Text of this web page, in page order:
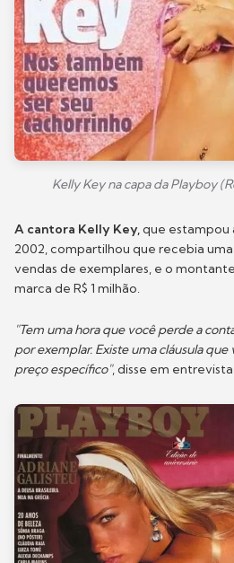
Kelly Key na capa da Playboy
A cantora Kelly Key,que estampou
2002, compartilhou que recebia
vendas de exemplares, e o
marca de R$ 1 milhão.
"Tem uma hora que você perde a
por exemplar. Existe uma cláusula
preço específico", disse em